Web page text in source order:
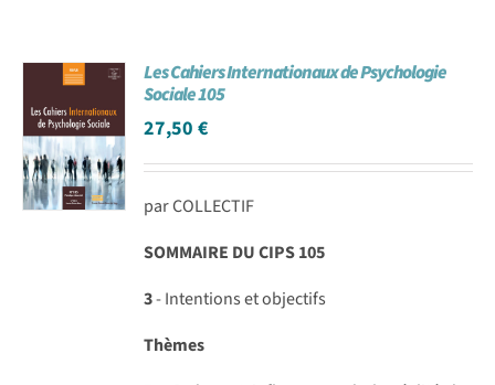
Les Cahiers Internationaux de Psychologie
Sociale 105
27,50€
par COLLECTIF
SOMMAIRE DU CIPS 105
3- Intentions et objectifs
Thèmes